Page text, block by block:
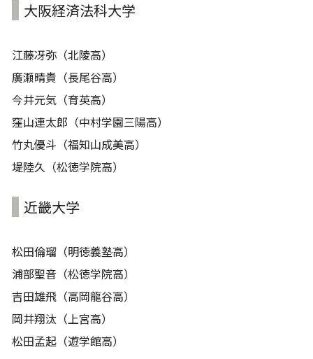
大阪経済法科大学
江藤冴弥（北陵高）
廣瀬晴貴（長尾谷高）
今井元気（育英高）
窪山連太郎（中村学園三陽高）
竹丸優斗（福知山成美高）
堤陸久（松徳学院高）
近畿大学
松田倫瑠（明徳義塾高）
浦部聖音（松徳学院高）
吉田雄飛（高岡龍谷高）
岡井翔汰（上宮高）
松田孟起（遊学館高）